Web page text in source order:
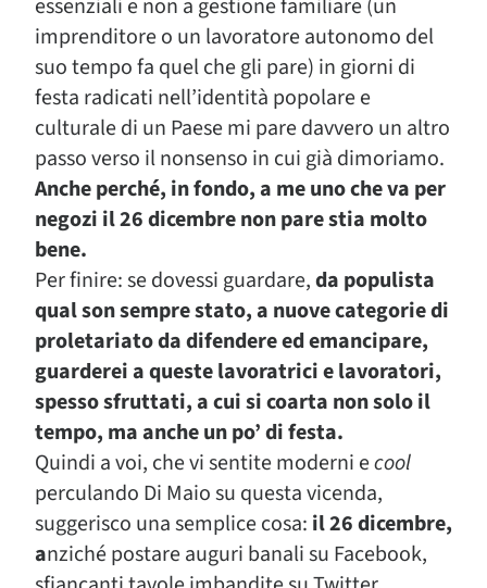
essenziali e non a gestione familiare (un
imprenditore o un lavoratore autonomo del
suo tempo fa quel che gli pare) in giorni di
festa radicati nell’identità popolare e
culturale di un Paese mi pare davvero un altro
passo verso il nonsenso in cui già dimoriamo.
Anche perché, in fondo, a me uno che va per
negozi il 26 dicembre non pare stia molto
bene.
Per finire: se dovessi guardare,da populista
qual son sempre stato, a nuove categorie di
proletariato da difendere ed emancipare,
guarderei a queste lavoratrici e lavoratori,
spesso sfruttati, a cui si coarta non solo il
tempo, ma anche un po’ di festa.
Quindi a voi, che vi sentite moderni ecool
perculando Di Maio su questa vicenda,
suggerisco una semplice cosa: il 26 dicembre,
anziché postare auguri banali su Facebook,